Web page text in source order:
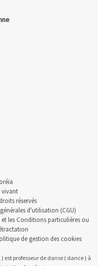
vivant
réservés
d'utilisation (CGU)
et les Conditions particulières ou
de gestion des cookies
est professeur de danse ( dance ) à